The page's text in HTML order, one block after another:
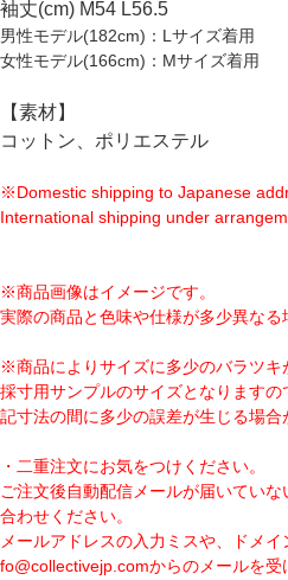
袖丈(cm) M54 L56.5
男性モデル(182cm)：Lサイズ着用
女性モデル(166cm)：Mサイズ着用
【素材】
コットン、ポリエステル
※Domestic shipping to Japanese
International shipping under
※商品画像はイメージです。
実際の商品と色味や仕様が多少異なる
※商品によりサイズに多少のバラツキ
採寸用サンプルのサイズとなります
記寸法の間に多少の誤差が生じる場合
・二重注文にお気をつけください。
ご注文後自動配信メールが届いてい
合わせください。
メールアドレスの入力ミスや、ドメイ
fo@collectivejp.comからのメールを受